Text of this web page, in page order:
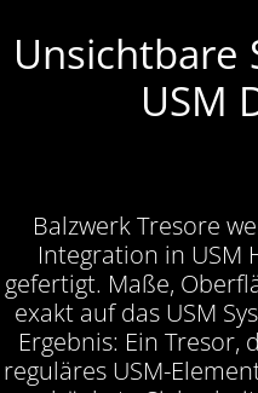
Unsichtbare
USM
Balzwerk Tresore
Integration in USM
gefertigt. Maße,
exakt auf das USM
Ergebnis: Ein Tresor,
reguläres USM-